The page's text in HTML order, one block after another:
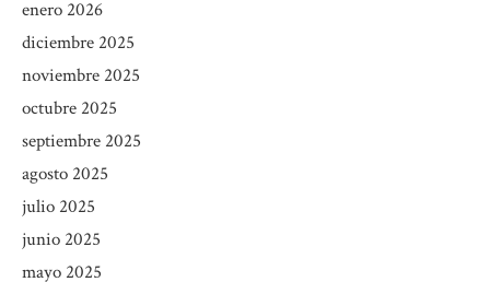
enero 2026
diciembre 2025
noviembre 2025
octubre 2025
septiembre 2025
agosto 2025
julio 2025
junio 2025
mayo 2025